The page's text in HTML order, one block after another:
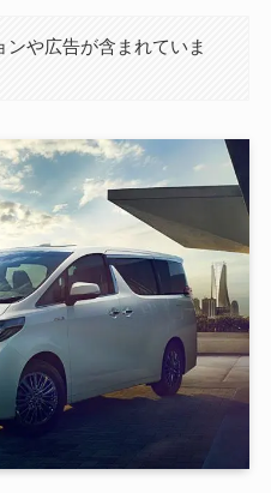
や広告が含まれていま